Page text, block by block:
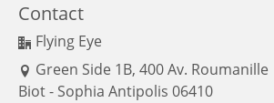
Contact
Flying Eye
Green Side 1B, 400 Av. Roumanille
Biot - Sophia Antipolis 06410